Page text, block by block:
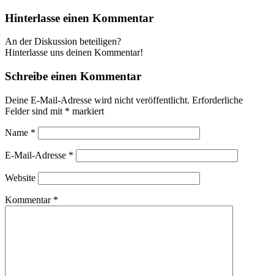
Hinterlasse einen Kommentar
An der Diskussion beteiligen?
Hinterlasse uns deinen Kommentar!
Schreibe einen Kommentar
Deine E-Mail-Adresse wird nicht veröffentlicht. Erforderliche
Felder sind mit * markiert
Name *
E-Mail-Adresse *
Website
Kommentar *